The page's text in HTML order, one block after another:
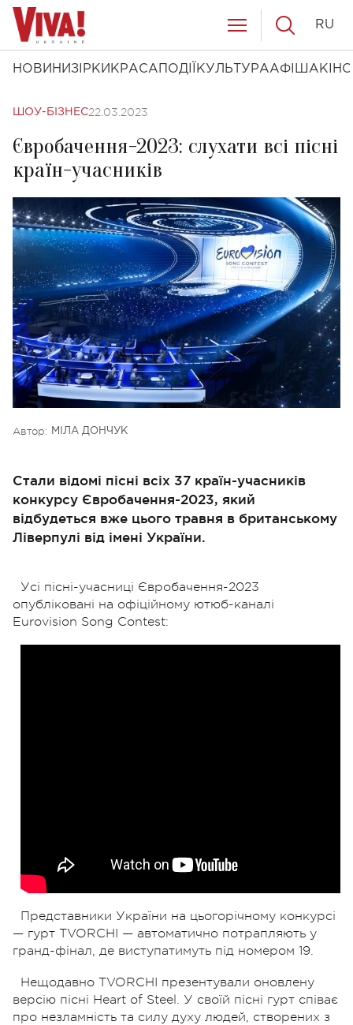
НОВИНИ ЗІРКИ КРАСА ПОДІЇ КУЛЬТУРААФІША КІНО
RU
ШОУ-БІЗНЕС22.03.2023
Євробачення-2023: слухати всі пісні
країн-учасників
Автор: МІЛА ДОНЧУК
Стали відомі пісні всіх 37 країн-учасників
конкурсу Євробачення-2023, який
відбудеться вже цього травня в британському
Ліверпулі від імені України.
Усі пісні-учасниці Євробачення-2023
опубліковані на офіційному ютюб-каналі
Eurovision Song Contest:
Представники України на цьогорічному конкурсі
— гурт TVORCHI — автоматично потрапляють у
гранд-фінал, де виступатимуть під номером 19.
Нещодавно TVORCHI презентували оновлену
версію пісні Heart of Steel. У своїй пісні гурт співає
про незламність та силу духу людей, створених з